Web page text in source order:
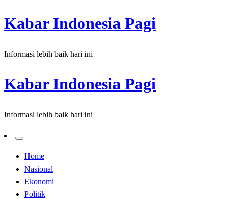
Skip
to
Kabar Indonesia Pagi
Informasi lebih baik hari ini
Kabar Indonesia Pagi
Informasi lebih baik hari ini
Home
Nasional
Ekonomi
Politik